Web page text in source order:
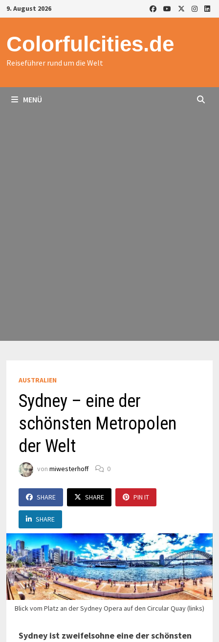
Zurück
zum
9. August 2026
Colorfulcities.de
Reiseführer rund um die Welt
MENÜ
AUSTRALIEN
Sydney – eine der
schönsten Metropolen
der Welt
von miwesterhoff 0
SHARE SHARE PIN IT
SHARE
Blick vom Platz an der Sydney Opera auf den Circular Quay (links)
Sydney ist zweifelsohne eine der schönsten